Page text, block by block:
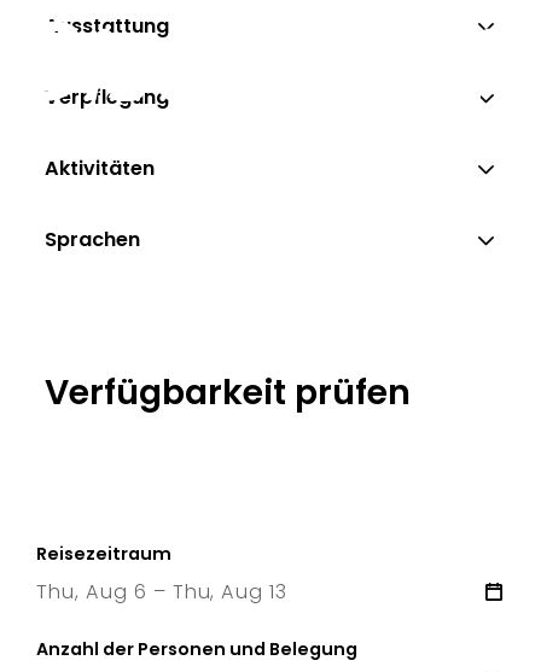
Ausstattung
Verpflegung
Aktivitäten
Sprachen
Verfügbarkeit prüfen
Reisezeitraum
Thu, Aug 6 – Thu, Aug 13
Anzahl der Personen und Belegung